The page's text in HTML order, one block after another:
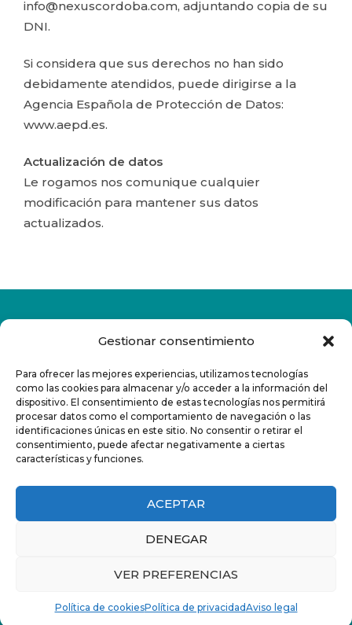
Gestionar consentimiento
Para ofrecer las mejores experiencias, utilizamos tecnologías
como las cookies para almacenar y/o acceder a la información del
dispositivo. El consentimiento de estas tecnologías nos permitirá
procesar datos como el comportamiento de navegación o las
identificaciones únicas en este sitio. No consentir o retirar el
consentimiento, puede afectar negativamente a ciertas
características y funciones.
ACEPTAR
DENEGAR
VER PREFERENCIAS
Política de cookiesPolítica de privacidadAviso legal
info@nexuscordoba.com, adjuntando copia de su
DNI.
Si considera que sus derechos no han sido
debidamente atendidos, puede dirigirse a la
Agencia Española de Protección de Datos:
www.aepd.es.
Actualización de datos
Le rogamos nos comunique cualquier
modificación para mantener sus datos
actualizados.
Ctra de Palma del Río A-431, KM 3.3
Parque Joyero de Córdoba, 14005 Córdoba
info@nexuscordoba.com
Política de Privacidad
Aviso Legal
Política de Cookies
Copyright © 2025Nexus. All rights reserved.